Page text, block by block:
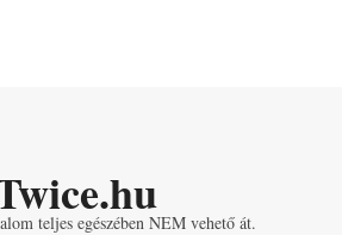
teljes egészében NEM vehető át.